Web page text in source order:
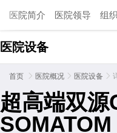
医院简介 医院领导 组
医院设备
首页  医院概况  医院设备 
超高端双源
SOMATOM